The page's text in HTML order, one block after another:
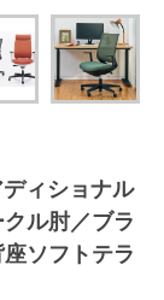
ィショナル
ル肘／ブラ
ソフトテラ